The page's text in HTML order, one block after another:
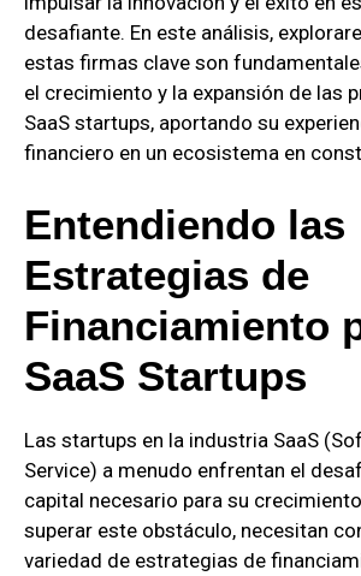
desafiante. En este análisis,
estas firmas clave son
el crecimiento y la expansión de las
SaaS startups, aportando su
financiero en un ecosistema en
Entendiendo las
Estrategias de
Financiamiento
SaaS Startups
Las startups en la industria SaaS
Service) a menudo enfrentan el
capital necesario para su
superar este obstáculo, necesitan
variedad de estrategias de